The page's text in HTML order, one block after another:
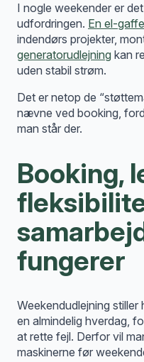
I nogle weekender er
udfordringen. En el-
indendørs projekter,
generatorudlejning kan
uden stabil strøm.
Det er netop de
nævne ved booking,
man står der.
Booking,
fungerer
Weekendudlejning
en almindelig hverdag,
at rette fejl. Derfor vil
maskinerne før